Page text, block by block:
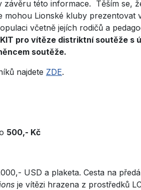
závěru této informace. Těším se,
mohou Lionské kluby prezentovat
včetně jejích rodičů a
KIT pro vítěze distriktní soutěže s
soutěže.
najdete ZDE.
500,- Kč
USD a plaketa. Cesta na
je vítězi hrazena z prostředků